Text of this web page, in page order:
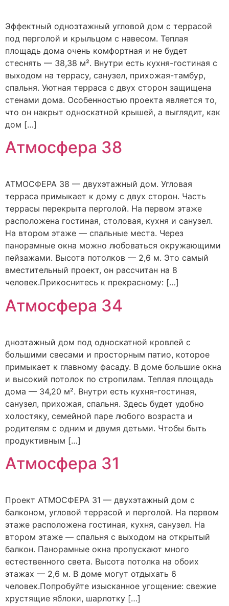
Эффектный одноэтажный угловой дом с террасой
под перголой и крыльцом с навесом. Теплая
площадь дома очень комфортная и не будет
стеснять — 38,38 м². Внутри есть кухня-гостиная с
выходом на террасу, санузел, прихожая-тамбур,
спальня. Уютная терраса с двух сторон защищена
стенами дома. Особенностью проекта является то,
что он накрыт односкатной крышей, а выглядит, как
дом […]
Атмосфера 38
АТМОСФЕРА 38 — двухэтажный дом. Угловая
терраса примыкает к дому с двух сторон. Часть
террасы перекрыта перголой. На первом этаже
расположена гостиная, столовая, кухня и санузел.
На втором этаже — спальные места. Через
панорамные окна можно любоваться окружающими
пейзажами. Высота потолков — 2,6 м. Это самый
вместительный проект, он рассчитан на 8
человек.Прикоснитесь к прекрасному: […]
Атмосфера 34
дноэтажный дом под односкатной кровлей с
большими свесами и просторным патио, которое
примыкает к главному фасаду. В доме большие окна
и высокий потолок по стропилам. Теплая площадь
дома — 34,20 м². Внутри есть кухня-гостиная,
санузел, прихожая, спальня. Здесь будет удобно
холостяку, семейной паре любого возраста и
родителям с одним и двумя детьми. Чтобы быть
продуктивным […]
Атмосфера 31
Проект АТМОСФЕРА 31 — двухэтажный дом с
балконом, угловой террасой и перголой. На первом
этаже расположена гостиная, кухня, санузел. На
втором этаже — спальня с выходом на открытый
балкон. Панорамные окна пропускают много
естественного света. Высота потолка на обоих
этажах — 2,6 м. В доме могут отдыхать 6
человек.Попробуйте изысканное угощение: свежие
хрустящие яблоки, шарлотку […]